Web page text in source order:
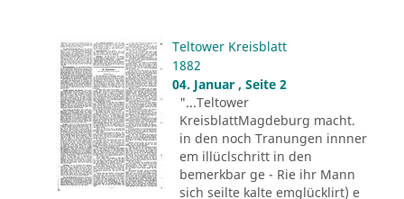
Teltower Kreisblatt
1882
04. Januar , Seite 2
"...Teltower
KreisblattMagdeburg macht.
in den noch Tranungen innner
em illüclschritt in den
bemerkbar ge - Rie ihr Mann
sich seilte kalte emglücklirt) e